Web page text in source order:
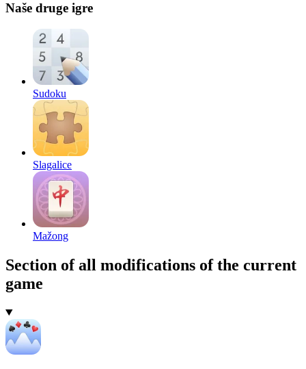
Naše druge igre
Sudoku
Slagalice
Mažong
Section of all modifications of the current
game